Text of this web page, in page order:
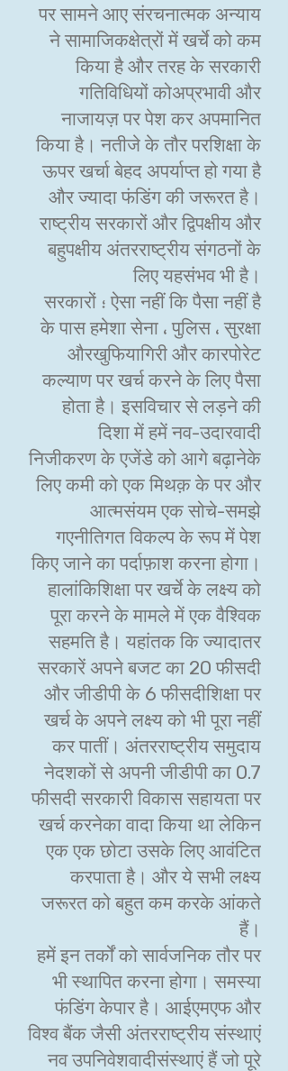
पर सामने आए संरचनात्मक अन्याय
ने सामाजिकक्षेत्रों में खर्चे को कम
किया है और तरह के सरकारी
गतिविधियों कोअप्रभावी और
नाजायज़ पर पेश कर अपमानित
किया है। नतीजे के तौर परशिक्षा के
ऊपर खर्चा बेहद अपर्याप्त हो गया है
और ज्यादा फंडिंग की जरूरत है।
राष्ट्रीय सरकारों और द्विपक्षीय और
बहुपक्षीय अंतरराष्ट्रीय संगठनों के
लिए यहसंभव भी है।
ऐसा नहीं कि पैसा नहीं है ؛ सरकारों
के पास हमेशा सेना ، पुलिस ، सुरक्षा
औरखुफियागिरी और कारपोरेट
कल्याण पर खर्च करने के लिए पैसा
होता है। इसविचार से लड़ने की
दिशा में हमें नव-उदारवादी
निजीकरण के एजेंडे को आगे बढ़ानेके
लिए कमी को एक मिथक़ के पर और
आत्मसंयम एक सोचे-समझे
गएनीतिगत विकल्प के रूप में पेश
किए जाने का पर्दाफ़ाश करना होगा।
हालांकिशिक्षा पर खर्चे के लक्ष्य को
पूरा करने के मामले में एक वैश्विक
सहमति है। यहांतक कि ज्यादातर
सरकारें अपने बजट का 20 फीसदी
और जीडीपी के 6 फीसदीशिक्षा पर
खर्च के अपने लक्ष्य को भी पूरा नहीं
कर पातीं। अंतरराष्ट्रीय समुदाय
नेदशकों से अपनी जीडीपी का 0.7
फीसदी सरकारी विकास सहायता पर
खर्च करनेका वादा किया था लेकिन
एक एक छोटा उसके लिए आवंटित
करपाता है। और ये सभी लक्ष्य
जरूरत को बहुत कम करके आंकते
हैं।
हमें इन तर्कों को सार्वजनिक तौर पर
भी स्थापित करना होगा। समस्या
फंडिंग केपार है। आईएमएफ और
विश्व बैंक जैसी अंतरराष्ट्रीय संस्थाएं
नव उपनिवेशवादीसंस्थाएं हैं जो पूरे